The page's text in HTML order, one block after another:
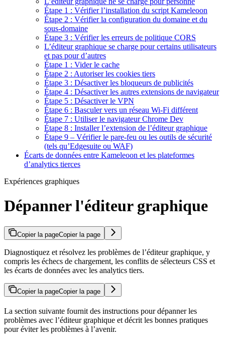
Étape 1 : Vérifier l’installation du script Kameleoon
Étape 2 : Vérifier la configuration du domaine et du
sous-domaine
Étape 3 : Vérifier les erreurs de politique CORS
L’éditeur graphique se charge pour certains utilisateurs
et pas pour d’autres
Étape 1 : Vider le cache
Étape 2 : Autoriser les cookies tiers
Étape 3 : Désactiver les bloqueurs de publicités
Étape 4 : Désactiver les autres extensions de navigateur
Étape 5 : Désactiver le VPN
Étape 6 : Basculer vers un réseau Wi-Fi différent
Étape 7 : Utiliser le navigateur Chrome Dev
Étape 8 : Installer l’extension de l’éditeur graphique
Étape 9 – Vérifier le pare-feu ou les outils de sécurité
(tels qu’Edgesuite ou WAF)
Écarts de données entre Kameleoon et les plateformes
d’analytics tierces
Expériences graphiques
Dépanner l'éditeur graphique
Copier la pageCopier la page
Diagnostiquez et résolvez les problèmes de l’éditeur graphique, y
compris les échecs de chargement, les conflits de sélecteurs CSS et
les écarts de données avec les analytics tiers.
Copier la pageCopier la page
La section suivante fournit des instructions pour dépanner les
problèmes avec l’éditeur graphique et décrit les bonnes pratiques
pour éviter les problèmes à l’avenir.